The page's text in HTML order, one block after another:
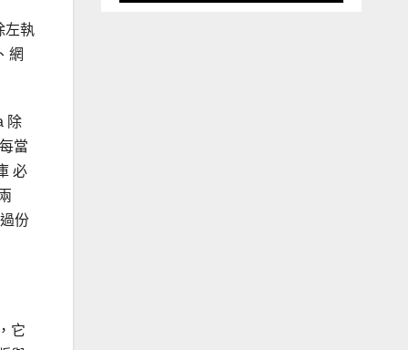
左執
網
除
當
必
份
它